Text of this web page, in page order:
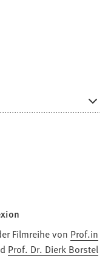
Filmreihe von Prof.in
Prof. Dr. Dierk Borstel